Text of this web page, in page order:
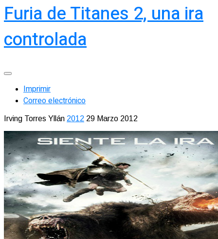
Furia de Titanes 2, una ira
controlada
Imprimir
Correo electrónico
Irving Torres Yllán 2012 29 Marzo 2012